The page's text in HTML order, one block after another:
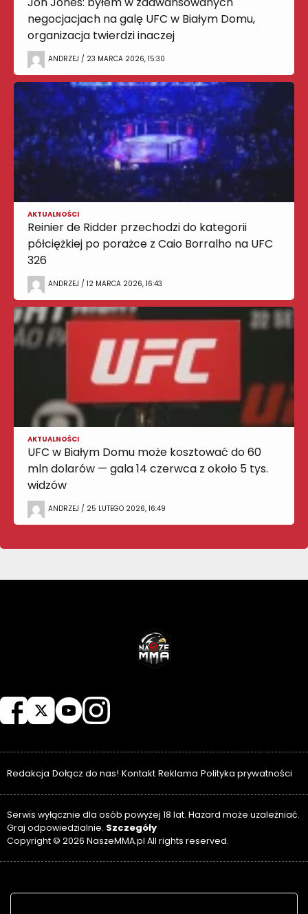
negocjacjach na galę UFC w Białym Domu,
organizacja twierdzi inaczej
ANDRZEJ / 23 MARCA 2026, 15:30
AKTUALNOŚCI
Reinier de Ridder przechodzi do kategorii
półciężkiej po porażce z Caio Borralho na UFC
326
ANDRZEJ / 12 MARCA 2026, 16:43
AKTUALNOŚCI
UFC w Białym Domu może kosztować do 60
mln dolarów — gala 14 czerwca z około 5 tys.
widzów
ANDRZEJ / 25 LUTEGO 2026, 16:49
Redakcja Dołącz do nas! Kontakt Reklama Polityka prywatności
Serwis wyłącznie dla osób powyżej 18 lat. Hazard może uzależniać.
Graj odpowiedzialnie. Szczegóły
Copyright © 2026 NaszeMMA.pl All rights reserved.